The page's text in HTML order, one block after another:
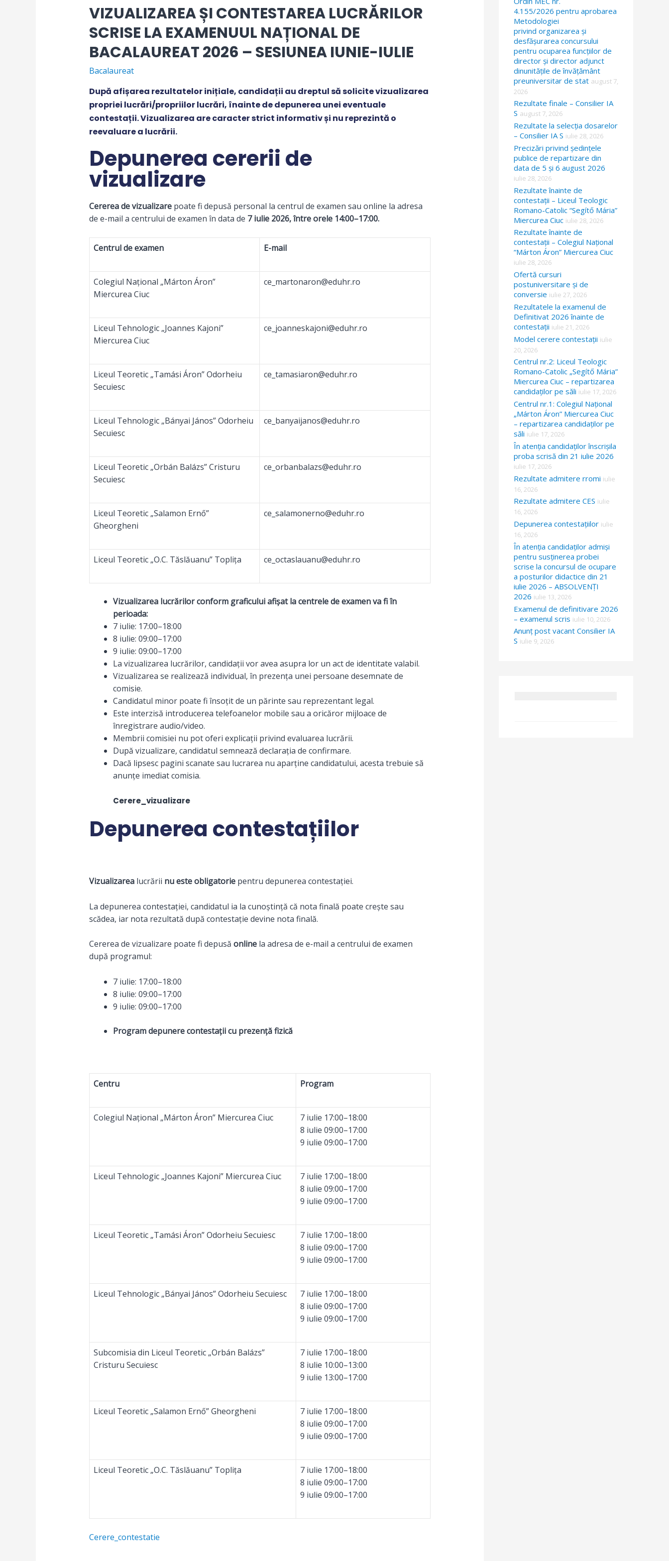
VIZUALIZAREA ȘI CONTESTAREA LUCRĂRILOR
SCRISE LA EXAMENUUL NAȚIONAL DE
BACALAUREAT 2026 – SESIUNEA IUNIE-IULIE
Bacalaureat
După afișarea rezultatelor inițiale, candidații au dreptul să solicite vizualizarea
propriei lucrări/propriilor lucrări, înainte de depunerea unei eventuale
contestații. Vizualizarea are caracter strict informativ și nu reprezintă o
reevaluare a lucrării.
Depunerea cererii de
vizualizare
Cererea de vizualizarepoate fi depusă personal la centrul de examen sau online la adresa
de e-mail a centrului de examen în data de 7 iulie 2026, între orele 14:00–17:00.
Centrul de examen E-mail
Colegiul Național „Márton Áron”
Miercurea Ciuc
ce_martonaron@eduhr.ro
Liceul Tehnologic „Joannes Kajoni”
Miercurea Ciuc
ce_joanneskajoni@eduhr.ro
Liceul Teoretic „Tamási Áron” Odorheiu
Secuiesc
ce_tamasiaron@eduhr.ro
Liceul Tehnologic „Bányai János” Odorheiu
Secuiesc
ce_banyaijanos@eduhr.ro
Liceul Teoretic „Orbán Balázs” Cristuru
Secuiesc
ce_orbanbalazs@eduhr.ro
Liceul Teoretic „Salamon Ernő”
Gheorgheni
ce_salamonerno@eduhr.ro
Liceul Teoretic „O.C. Tăslăuanu” Toplița ce_octaslauanu@eduhr.ro
Vizualizarea lucrărilor conform graficului afișat la centrele de examen va fi în
perioada:
7 iulie: 17:00–18:00
8 iulie: 09:00–17:00
9 iulie: 09:00–17:00
La vizualizarea lucrărilor, candidații vor avea asupra lor un act de identitate valabil.
Vizualizarea se realizează individual, în prezența unei persoane desemnate de
comisie.
Candidatul minor poate fi însoțit de un părinte sau reprezentant legal.
Este interzisă introducerea telefoanelor mobile sau a oricăror mijloace de
înregistrare audio/video.
Membrii comisiei nu pot oferi explicații privind evaluarea lucrării.
După vizualizare, candidatul semnează declarația de confirmare.
Dacă lipsesc pagini scanate sau lucrarea nu aparține candidatului, acesta trebuie să
anunțe imediat comisia.
Cerere_vizualizare
Depunerea contestațiilor
Vizualizarealucrării nu este obligatoriepentru depunerea contestației.
La depunerea contestației, candidatul ia la cunoștință că nota finală poate crește sau
scădea, iar nota rezultată după contestație devine nota finală.
Cererea de vizualizare poate fi depusă onlinela adresa de e-mail a centrului de examen
după programul:
7 iulie: 17:00–18:00
8 iulie: 09:00–17:00
9 iulie: 09:00–17:00
Program depunere contestații cu prezență fizică
Centru Program
Colegiul Național „Márton Áron” Miercurea Ciuc
7 iulie 17:00–18:00
8 iulie 09:00–17:00
9 iulie 09:00–17:00
Liceul Tehnologic „Joannes Kajoni” Miercurea Ciuc
7 iulie 17:00–18:00
8 iulie 09:00–17:00
9 iulie 09:00–17:00
Liceul Teoretic „Tamási Áron” Odorheiu Secuiesc
7 iulie 17:00–18:00
8 iulie 09:00–17:00
9 iulie 09:00–17:00
Liceul Tehnologic „Bányai János” Odorheiu Secuiesc
7 iulie 17:00–18:00
8 iulie 09:00–17:00
9 iulie 09:00–17:00
Subcomisia din Liceul Teoretic „Orbán Balázs”
Cristuru Secuiesc
7 iulie 17:00–18:00
8 iulie 10:00–13:00
9 iulie 13:00–17:00
Liceul Teoretic „Salamon Ernő” Gheorgheni
7 iulie 17:00–18:00
8 iulie 09:00–17:00
9 iulie 09:00–17:00
Liceul Teoretic „O.C. Tăslăuanu” Toplița
7 iulie 17:00–18:00
8 iulie 09:00–17:00
9 iulie 09:00–17:00
Cerere_contestatie
4.155/2026 pentru aprobarea
Metodologiei
privind organizarea și
desfășurarea concursului
pentru ocuparea funcțiilor de
director și director adjunct
dinunitățile de învățământ
preuniversitar de stat august 7,
2026
Rezultate finale – Consilier IA
S august 7, 2026
Rezultate la selecția dosarelor
– Consilier IA S iulie 28, 2026
Precizări privind ședințele
publice de repartizare din
data de 5 și 6 august 2026
iulie 28, 2026
Rezultate înainte de
contestații – Liceul Teologic
Romano-Catolic “Segítő Mária”
Miercurea Ciuc iulie 28, 2026
Rezultate înainte de
contestații – Colegiul Național
“Márton Áron” Miercurea Ciuc
iulie 28, 2026
Ofertă cursuri
postuniversitare și de
conversie iulie 27, 2026
Rezultatele la examenul de
Definitivat 2026 înainte de
contestații iulie 21, 2026
Model cerere contestații iulie
20, 2026
Centrul nr.2: Liceul Teologic
Romano-Catolic „Segítő Mária”
Miercurea Ciuc – repartizarea
candidaților pe săli iulie 17, 2026
Centrul nr.1: Colegiul Național
„Márton Áron” Miercurea Ciuc
– repartizarea candidaților pe
săli iulie 17, 2026
În atenția candidaților înscrișila
proba scrisă din 21 iulie 2026
iulie 17, 2026
Rezultate admitere rromi iulie
16, 2026
Rezultate admitere CES iulie
16, 2026
Depunerea contestațiilor iulie
16, 2026
În atenția candidaților admiși
pentru susținerea probei
scrise la concursul de ocupare
a posturilor didactice din 21
iulie 2026 – ABSOLVENȚI
2026 iulie 13, 2026
Examenul de definitivare 2026
– examenul scris iulie 10, 2026
Anunț post vacant Consilier IA
S iulie 9, 2026